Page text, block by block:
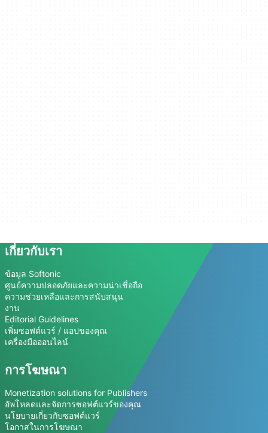
เกี่ยวกับเรา
ข้อมูล Softonic
ศูนย์ความปลอดภัยและความน่าเชื่อถือ
ความช่วยเหลือและการสนับสนุน
งาน
Editorial Guidelines
เพิ่มซอฟต์แวร์ / แอปของคุณ
เครื่องมือออนไลน์
การโฆษณา
Monetization solutions for Publishers
อัพโหลดและจัดการซอฟต์แวร์ของคุณ
นโยบายเกี่ยวกับซอฟต์แวร์
โอกาสในการโฆษณา